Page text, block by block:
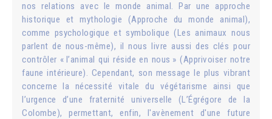
nos relations avec le monde animal. Par une approche
historique et mythologie (Approche du monde animal),
comme psychologique et symbolique (Les animaux nous
parlent de nous-même), il nous livre aussi des clés pour
contrôler « l’animal qui réside en nous » (Apprivoiser notre
faune intérieure). Cependant, son message le plus vibrant
concerne la nécessité vitale du végétarisme ainsi que
l’urgence d’une fraternité universelle (L’Égrégore de la
Colombe), permettant, enfin, l'avènement d'une future